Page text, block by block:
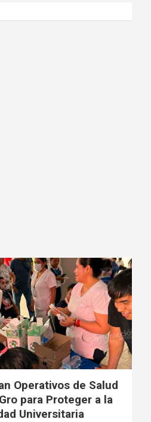
Operativos de Salud
para Proteger a la
Universitaria